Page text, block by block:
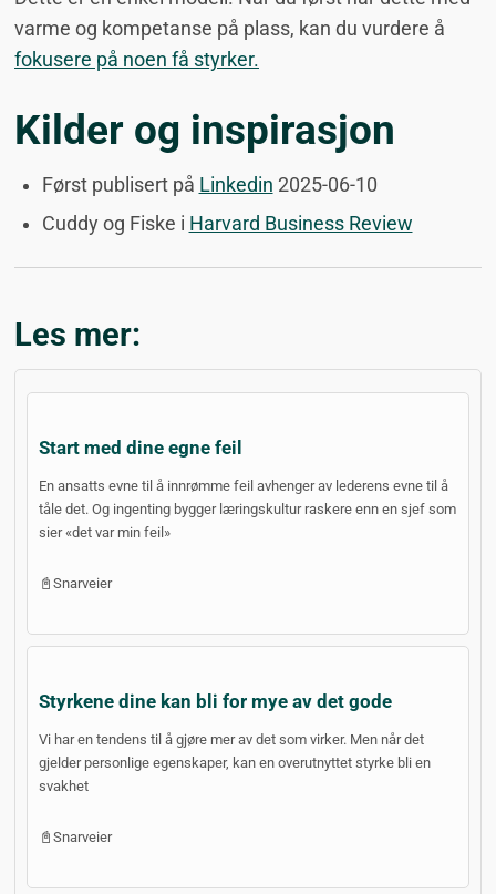
varme og kompetanse på plass, kan du vurdere å
fokusere på noen få styrker.
Kilder og inspirasjon
Først publisert på Linkedin 2025-06-10
Cuddy og Fiske i Harvard Business Review
Les mer:
Start med dine egne feil
En ansatts evne til å innrømme feil avhenger av lederens evne til å
tåle det. Og ingenting bygger læringskultur raskere enn en sjef som
sier «det var min feil»
📓Snarveier
Styrkene dine kan bli for mye av det gode
Vi har en tendens til å gjøre mer av det som virker. Men når det
gjelder personlige egenskaper, kan en overutnyttet styrke bli en
svakhet
📓Snarveier